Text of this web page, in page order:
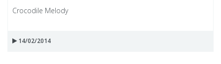
Crocodile Melody
14/02/2014